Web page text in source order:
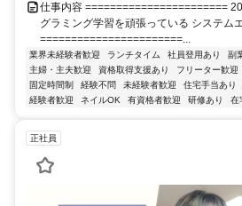
仕事内容 =======================
グラミング学習を頑張っている システム
=======================...
業界未経験者歓迎 ランチタイム 社員登用あり
副
主婦・主夫歓迎
資格取得支援あり フリーター歓迎
固定時間制
経験不問 未経験者歓迎 住宅手当あり
経験者歓迎
ネイルOK 有資格者歓迎 研修あり 在
正社員